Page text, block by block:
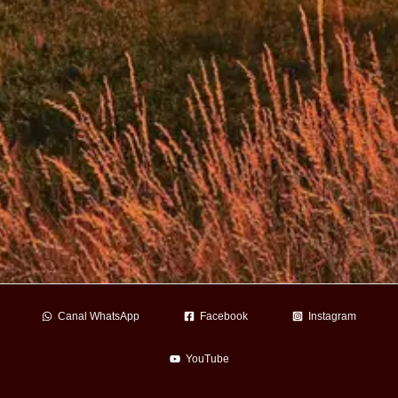
Canal WhatsApp Facebook Instagram
YouTube